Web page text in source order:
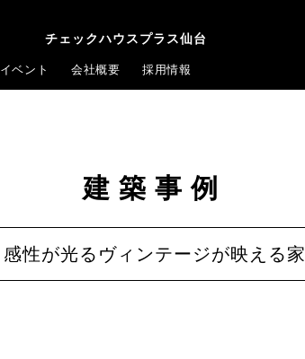
チェックハウスプラス仙台
イベント 会社概要 採用情報
建築事例
感性が光るヴィンテージが映える家